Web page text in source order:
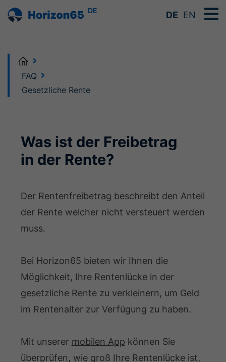
DE DE EN
Home
FAQ
Gesetzliche Rente
Was ist der Freibetrag
in der Rente?
Der Rentenfreibetrag beschreibt den Anteil
der Rente welcher nicht versteuert werden
muss.
Bei Horizon65 bieten wir Ihnen die
Möglichkeit, Ihre Rentenlücke in der
gesetzliche Rente zu verkleinern, um Geld
im Rentenalter zur Verfügung zu haben.
Mit unserer mobilen App können Sie
überprüfen, wie groß Ihre Rentenlücke ist,